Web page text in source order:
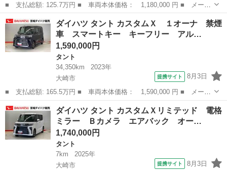
■ 支払総額: 125.7万円 ■ 車両本体価格： 1,180,000 円 ■ メーカ
ー名： ダイハツ ■ 車種名： タント ■ グレード名： カスタム
ＲＳ アイドリング 被害軽減ブレーキ 車線逸脱防止 リアカメ
ラ 運転席...
宮城 大崎市 タント
ダイハツ タント カスタムＸ １オーナ 禁煙
車 スマートキー キーフリー アル…
1,590,000円
タント
34,350km
2023年
大崎市
提携サイト 8月3日
■ 支払総額: 165.5万円 ■ 車両本体価格： 1,590,000 円 ■ メーカ
ー名： ダイハツ ■ 車種名： タント ■ グレード名： カスタム
Ｘ １オーナ 禁煙車 スマートキー キーフリー アルミホイー
ル 記録簿...
宮城 大崎市 タント
ダイハツ タント カスタムＸリミテッド 電格
ミラー Ｂカメラ エアバック オー…
1,740,000円
タント
7km
2025年
大崎市
提携サイト 8月3日